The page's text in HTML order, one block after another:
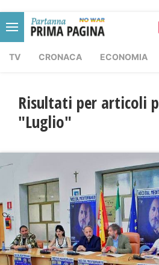
TV CRONACA ECONOMIA
Risultati per articoli
"Luglio"